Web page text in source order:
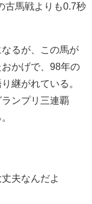
古馬戦よりも0.7秒
るが、この馬が
かげで、98年の
継がれている。
ンプリ三連覇
夫なんだよ